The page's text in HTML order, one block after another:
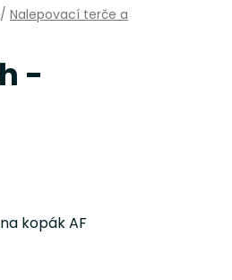
/ Nalepovací terče a
-
kopák AF